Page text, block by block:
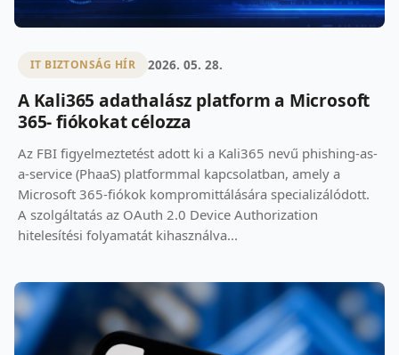
IT BIZTONSÁG HÍR 2026. 05. 28.
A Kali365 adathalász platform a Microsoft
365- fiókokat célozza
Az FBI figyelmeztetést adott ki a Kali365 nevű phishing-as-
a-service (PhaaS) platformmal kapcsolatban, amely a
Microsoft 365-fiókok kompromittálására specializálódott.
A szolgáltatás az OAuth 2.0 Device Authorization
hitelesítési folyamatát kihasználva...